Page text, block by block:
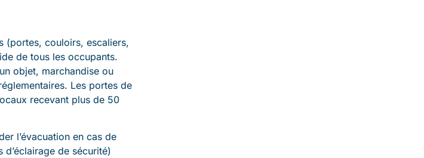
(portes, couloirs, escaliers,
de tous les occupants.
objet, marchandise ou
Les portes de
recevant plus de 50
l’évacuation en cas de
d’éclairage de sécurité)